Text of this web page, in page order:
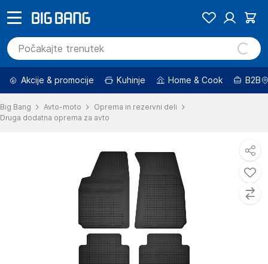
Akcije & promocije Kuhinje Home & Cook B2B
Big Bang Avto-moto
Oprema in rezervni deli
Druga dodatna oprema za avto